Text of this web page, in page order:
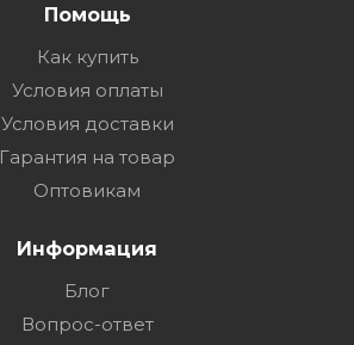
Помощь
Как купить
Условия оплаты
Условия доставки
Гарантия на товар
Оптовикам
Информация
Блог
Вопрос-ответ